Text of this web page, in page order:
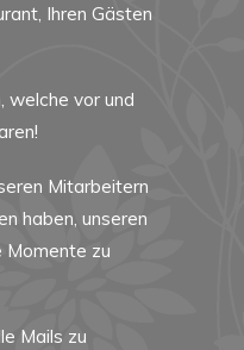
Ihren Gästen
welche vor und
Mitarbeitern
haben, unseren
Momente zu
Mails zu